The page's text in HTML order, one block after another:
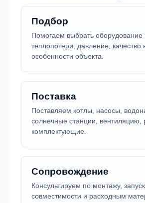
Подбор
Помогаем выбрать оборудование
теплопотери, давление, качество
особенности объекта.
Поставка
Поставляем котлы, насосы,
солнечные станции, вентиляцию,
комплектующие.
Сопровождение
Консультируем по монтажу,
совместимости и расходным